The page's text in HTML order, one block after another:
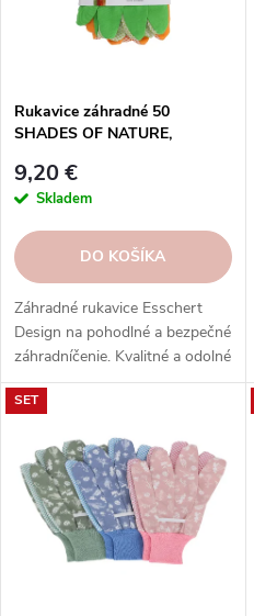
u
k
t
o
v
d
u
k
t
v
Rukavice záhradné 50
SHADES OF NATURE,
Design
9,20 €
Skladem
DO KOŠÍKA
Záhradné rukavice Esschert
Design na pohodlné a bezpečné
záhradníčenie. Kvalitné a odolné
materiály, rôzne veľkosti, farby a
vzory.
SET